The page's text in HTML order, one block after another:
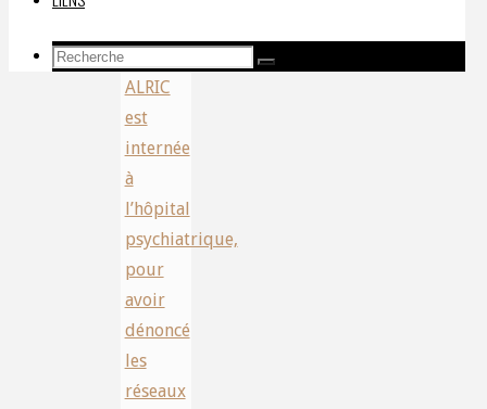
Recherche
Recherche
ALRIC
est
internée
à
l’hôpital
psychiatrique,
pour
avoir
dénoncé
les
réseaux